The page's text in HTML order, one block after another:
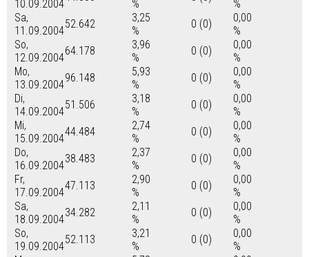
10.09.2004
%
%
Sa,
11.09.2004
52.642
3,25
%
0 (0)
0,00
%
So,
12.09.2004
64.178
3,96
%
0 (0)
0,00
%
Mo,
13.09.2004
96.148
5,93
%
0 (0)
0,00
%
Di,
14.09.2004
51.506
3,18
%
0 (0)
0,00
%
Mi,
15.09.2004
44.484
2,74
%
0 (0)
0,00
%
Do,
16.09.2004
38.483
2,37
%
0 (0)
0,00
%
Fr,
17.09.2004
47.113
2,90
%
0 (0)
0,00
%
Sa,
18.09.2004
34.282
2,11
%
0 (0)
0,00
%
So,
19.09.2004
52.113
3,21
%
0 (0)
0,00
%